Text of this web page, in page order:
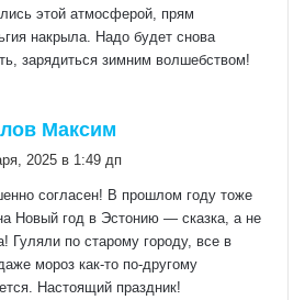
этой атмосферой, прям
накрыла. Надо будет снова
зарядиться зимним волшебством!
Максим
2025 в 1:49 дп
согласен! В прошлом году тоже
Новый год в Эстонию — сказка, а не
Гуляли по старому городу, все в
мороз как-то по-другому
Настоящий праздник!